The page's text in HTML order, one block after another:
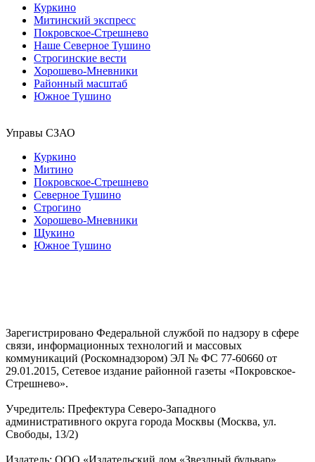
Куркино
Митинский экспресс
Покровское-Стрешнево
Наше Северное Тушино
Строгинские вести
Хорошево-Мневники
Районный масштаб
Южное Тушино
Управы СЗАО
Куркино
Митино
Покровское-Стрешнево
Северное Тушино
Строгино
Хорошево-Мневники
Щукино
Южное Тушино
Зарегистрировано Федеральной службой по надзору в сфере
связи, информационных технологий и массовых
коммуникаций (Роскомнадзором) ЭЛ № ФС 77-60660 от
29.01.2015, Сетевое издание районной газеты «Покровское-
Стрешнево».
Учредитель: Префектура Северо-Западного
административного округа города Москвы (Москва, ул.
Свободы, 13/2)
Издатель: ООО «Издательский дом «Звездный бульвар»